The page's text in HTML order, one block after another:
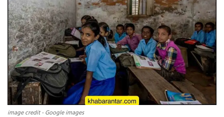
ઓબીસી
લઘુમતી
સ્પેશ્યલ સ્ટોરી
વિચાર સાહિત્ય
image credit - Google images